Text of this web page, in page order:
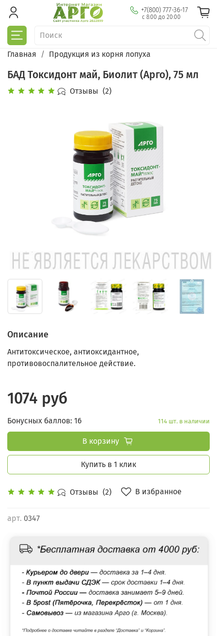
+7(800) 777-36-17
с 8:00 до 20:00
Главная Продукция из корня лопуха
БАД Токсидонт май, Биолит (Арго), 75 мл
Отзывы (2)
Отзывы (2) В избранное
арт. 0347
Описание
Антитоксическое, антиоксидантное,
противовоспалительное действие.
1074 руб
Бонусных баллов: 16 114 шт. в наличии
В корзину
Купить в 1 клик